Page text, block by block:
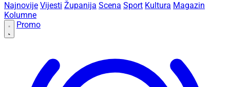
Najnovije Vijesti Županija Scena Sport Kultura Magazin
Kolumne
Promo